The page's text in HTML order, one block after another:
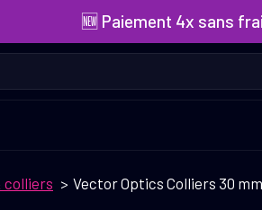
🆕 Paiement 4x sans
colliers Vector Optics Colliers 30